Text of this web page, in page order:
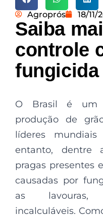
Agroprós 18/11/
Saiba
controle
O Brasil é um
produção de
líderes
entanto, dentre
pragas presentes
causadas por
as lavouras,
incalculáveis.